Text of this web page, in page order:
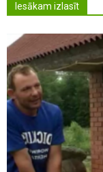
Iesākam izlasīt